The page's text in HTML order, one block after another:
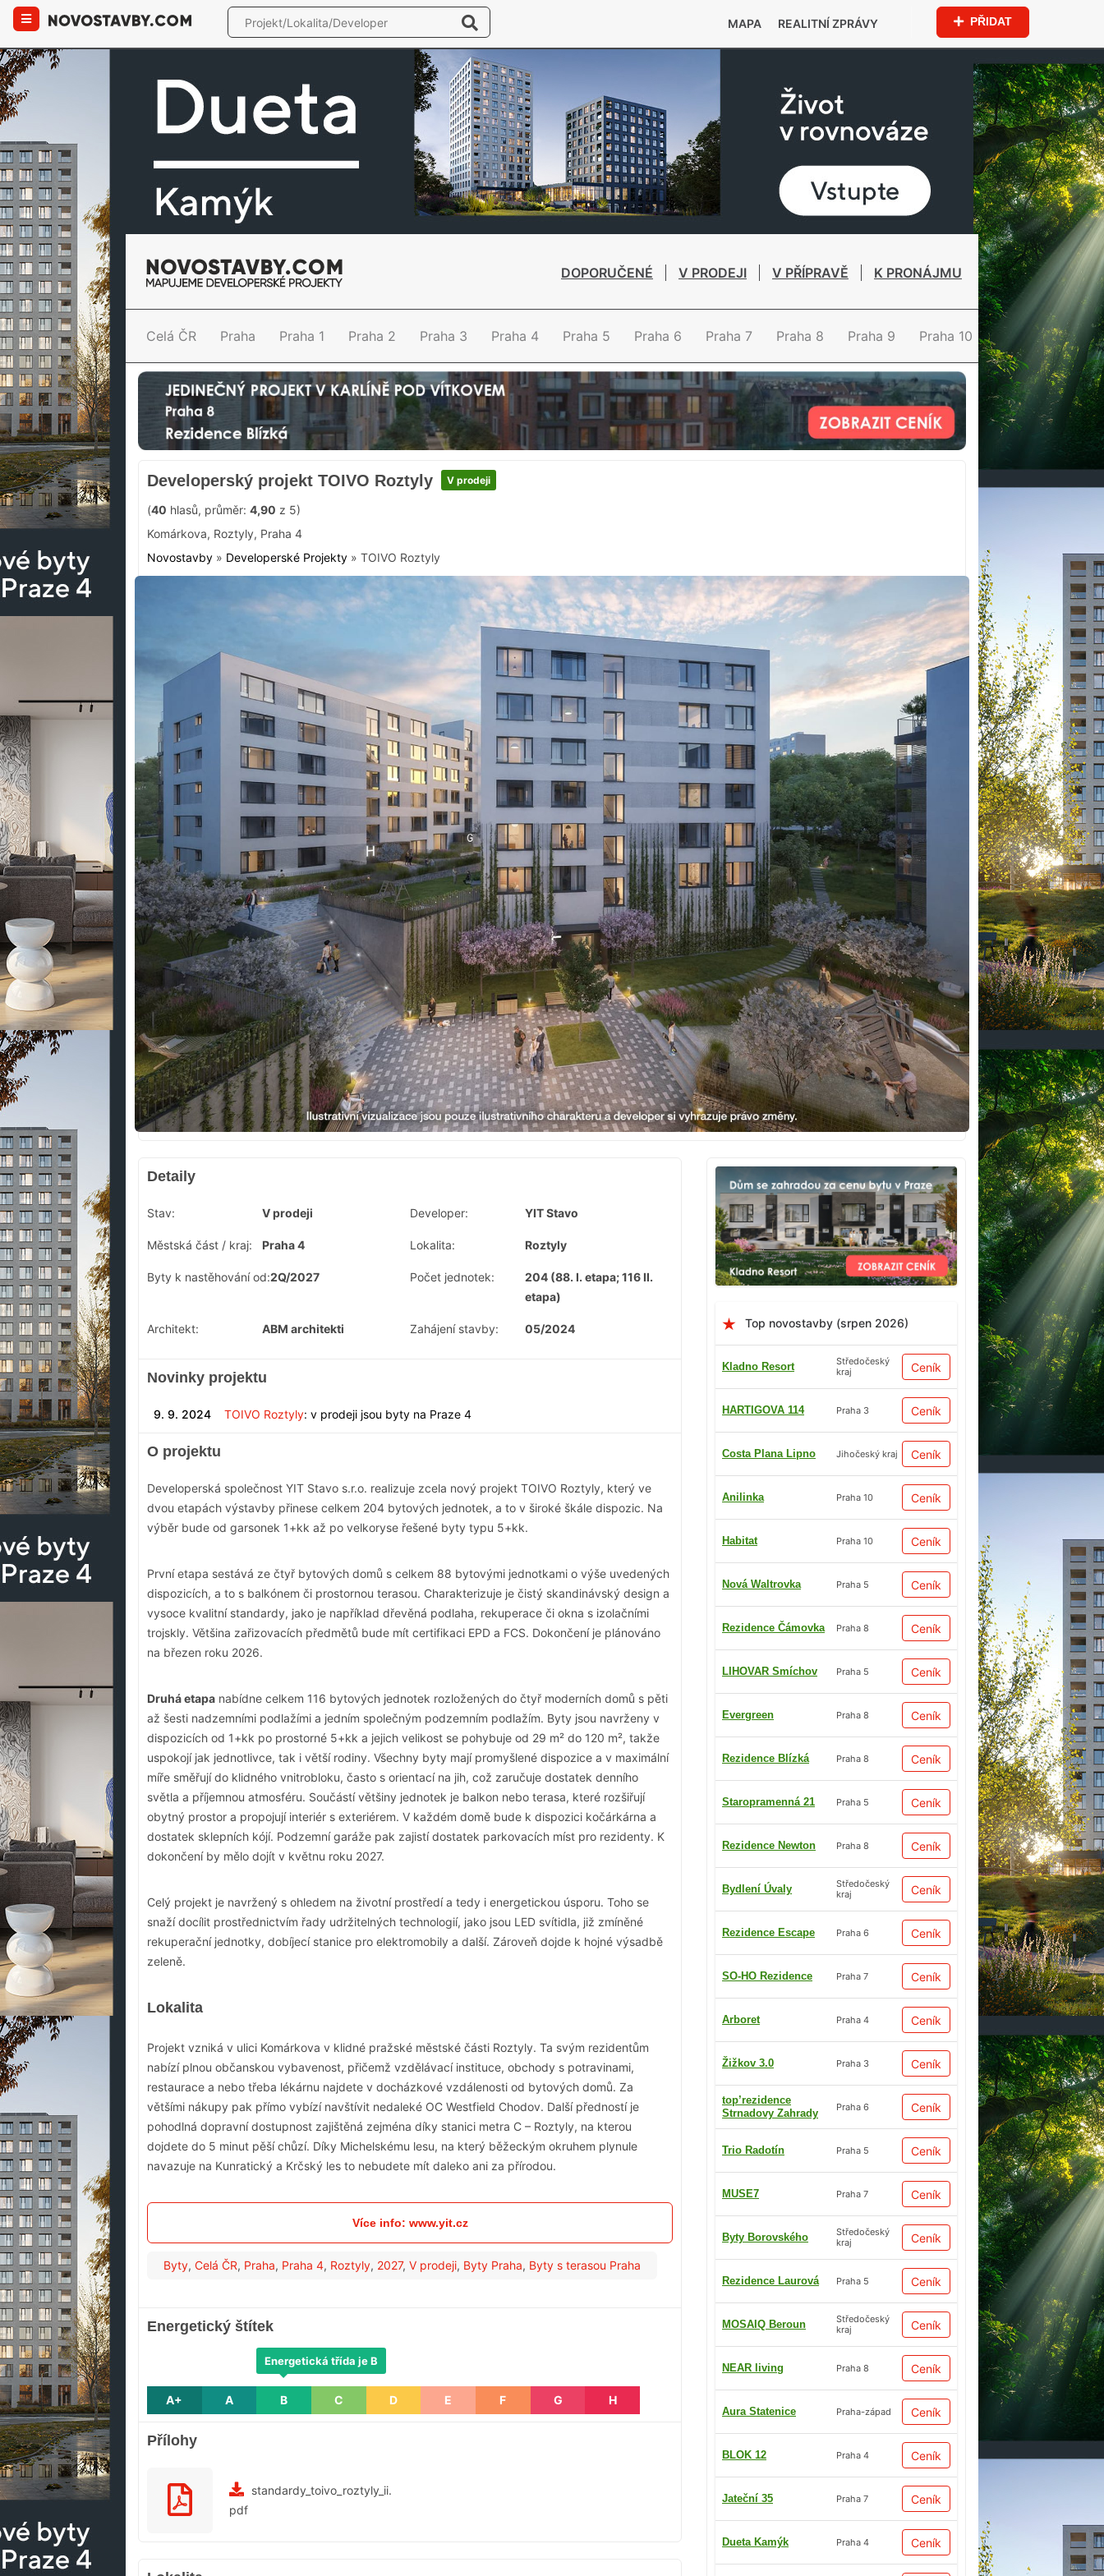
MAPA REALITNÍ ZPRÁVY PŘIDAT
DOPORUČENÉ V PRODEJI V PŘÍPRAVĚ K PRONÁJMU
Celá ČR Praha Praha 1 Praha 2 Praha 3 Praha 4 Praha 5 Praha 6 Praha 7 Praha 8 Praha 9 Praha 10
Developerský projekt TOIVO Roztyly V prodeji
(40 hlasů, průměr: 4,90 z 5)
Komárkova, Roztyly, Praha 4
Novostavby » Developerské Projekty » TOIVO Roztyly
Top novostavby (srpen 2026)
Kladno Resort
Středočeský
kraj
Ceník
HARTIGOVA 114 Praha 3 Ceník
Costa Plana Lipno Jihočeský kraj Ceník
Anilinka Praha 10 Ceník
Habitat Praha 10 Ceník
Nová Waltrovka Praha 5 Ceník
Rezidence Čámovka Praha 8 Ceník
LIHOVAR Smíchov Praha 5 Ceník
Evergreen Praha 8 Ceník
Rezidence Blízká Praha 8 Ceník
Staropramenná 21 Praha 5 Ceník
Rezidence Newton Praha 8 Ceník
Bydlení Úvaly
Středočeský
kraj
Ceník
Rezidence Escape Praha 6 Ceník
SO-HO Rezidence Praha 7 Ceník
Arboret Praha 4 Ceník
Žižkov 3.0 Praha 3 Ceník
top’rezidence
Strnadovy Zahrady
Praha 6 Ceník
Trio Radotín Praha 5 Ceník
MUSE7 Praha 7 Ceník
Byty Borovského
Středočeský
kraj
Ceník
Rezidence Laurová Praha 5 Ceník
MOSAIQ Beroun
Středočeský
kraj
Ceník
NEAR living Praha 8 Ceník
Aura Statenice Praha-západ Ceník
BLOK 12 Praha 4 Ceník
Jateční 35 Praha 7 Ceník
Dueta Kamýk Praha 4 Ceník
Detaily
Stav: V prodeji Developer: YIT Stavo
Městská část / kraj: Praha 4 Lokalita: Roztyly
Byty k nastěhování od:2Q/2027 Počet jednotek:
204 (88. I. etapa; 116 II.
etapa)
Architekt: ABM architekti Zahájení stavby: 05/2024
Novinky projektu
9. 9. 2024 TOIVO Roztyly: v prodeji jsou byty na Praze 4
O projektu
Developerská společnost YIT Stavo s.r.o. realizuje zcela nový projekt TOIVO Roztyly, který ve
dvou etapách výstavby přinese celkem 204 bytových jednotek, a to v široké škále dispozic. Na
výběr bude od garsonek 1+kk až po velkoryse řešené byty typu 5+kk.
První etapa sestává ze čtyř bytových domů s celkem 88 bytovými jednotkami o výše uvedených
dispozicích, a to s balkónem či prostornou terasou. Charakterizuje je čistý skandinávský design a
vysoce kvalitní standardy, jako je například dřevěná podlaha, rekuperace či okna s izolačními
trojskly. Většina zařizovacích předmětů bude mít certifikaci EPD a FCS. Dokončení je plánováno
na březen roku 2026.
Druhá etapa nabídne celkem 116 bytových jednotek rozložených do čtyř moderních domů s pěti
až šesti nadzemními podlažími a jedním společným podzemním podlažím. Byty jsou navrženy v
dispozicích od 1+kk po prostorné 5+kk a jejich velikost se pohybuje od 29 m² do 120 m², takže
uspokojí jak jednotlivce, tak i větší rodiny. Všechny byty mají promyšlené dispozice a v maximální
míře směřují do klidného vnitrobloku, často s orientací na jih, což zaručuje dostatek denního
světla a příjemnou atmosféru. Součástí většiny jednotek je balkon nebo terasa, které rozšiřují
obytný prostor a propojují interiér s exteriérem. V každém domě bude k dispozici kočárkárna a
dostatek sklepních kójí. Podzemní garáže pak zajistí dostatek parkovacích míst pro rezidenty. K
dokončení by mělo dojít v květnu roku 2027.
Celý projekt je navržený s ohledem na životní prostředí a tedy i energetickou úsporu. Toho se
snaží docílit prostřednictvím řady udržitelných technologií, jako jsou LED svítidla, již zmíněné
rekuperační jednotky, dobíjecí stanice pro elektromobily a další. Zároveň dojde k hojné výsadbě
zeleně.
Lokalita
Projekt vzniká v ulici Komárkova v klidné pražské městské části Roztyly. Ta svým rezidentům
nabízí plnou občanskou vybavenost, přičemž vzdělávací instituce, obchody s potravinami,
restaurace a nebo třeba lékárnu najdete v docházkové vzdálenosti od bytových domů. Za
většími nákupy pak přímo vybízí navštívit nedaleké OC Westfield Chodov. Další předností je
pohodlná dopravní dostupnost zajištěná zejména díky stanici metra C – Roztyly, na kterou
dojdete do 5 minut pěší chůzí. Díky Michelskému lesu, na který běžeckým okruhem plynule
navazuje na Kunratický a Krčský les to nebudete mít daleko ani za přírodou.
Více info: www.yit.cz
Byty, Celá ČR, Praha, Praha 4, Roztyly, 2027, V prodeji, Byty Praha, Byty s terasou Praha
Energetický štítek
A+ A B
Energetická třída je B
C D E F G H
Přílohy
standardy_toivo_roztyly_ii.
pdf